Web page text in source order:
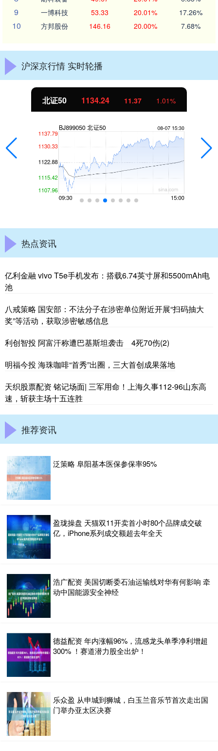
9 一博科技 53.33 20.01% 17.26%
10 方邦股份 146.16 20.00% 7.68%
沪深京行情 实时轮播
北证50 1134.24 11.37 1.01%
热点资讯
亿利金融 vivo T5e手机发布：搭载6.74英寸屏和5500mAh电
池
八戒策略 国安部：不法分子在涉密单位附近开展“扫码抽大
奖”等活动，获取涉密敏感信息
利创智投 阿富汗称遭巴基斯坦袭击 4死70伤(2)
明福今投 海珠咖啡“首秀”出圈，三大首创成果落地
天织股票配资 铭记场面| 三军用命！上海久事112-96山东高
速，斩获主场十五连胜
推荐资讯
泛策略 阜阳基本医保参保率95%
盈珑操盘 天猫双11开卖首小时80个品牌成交破
亿，iPhone系列成交额超去年全天
浩广配资 美国切断委石油运输线对华有何影响 牵
动中国能源安全神经
德益配资 年内涨幅96%，流感龙头单季净利增超
300% ！赛道潜力股全出炉！
乐众盈 从申城到狮城，白玉兰音乐节首次走出国
门举办亚太区决赛